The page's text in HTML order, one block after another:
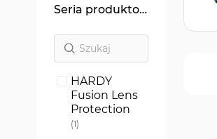
Seria produktowa
HARDY
Fusion Lens
Protection
1
produkt